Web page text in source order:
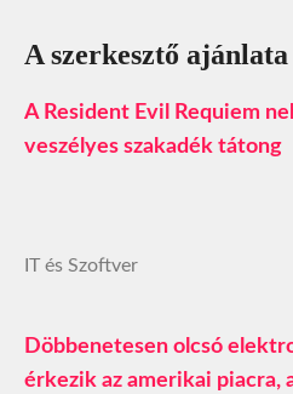
A szerkesztő ajánlata
A Resident Evil Requiem
veszélyes szakadék tátong
IT és Szoftver
Döbbenetesen olcsó
érkezik az amerikai piacra,